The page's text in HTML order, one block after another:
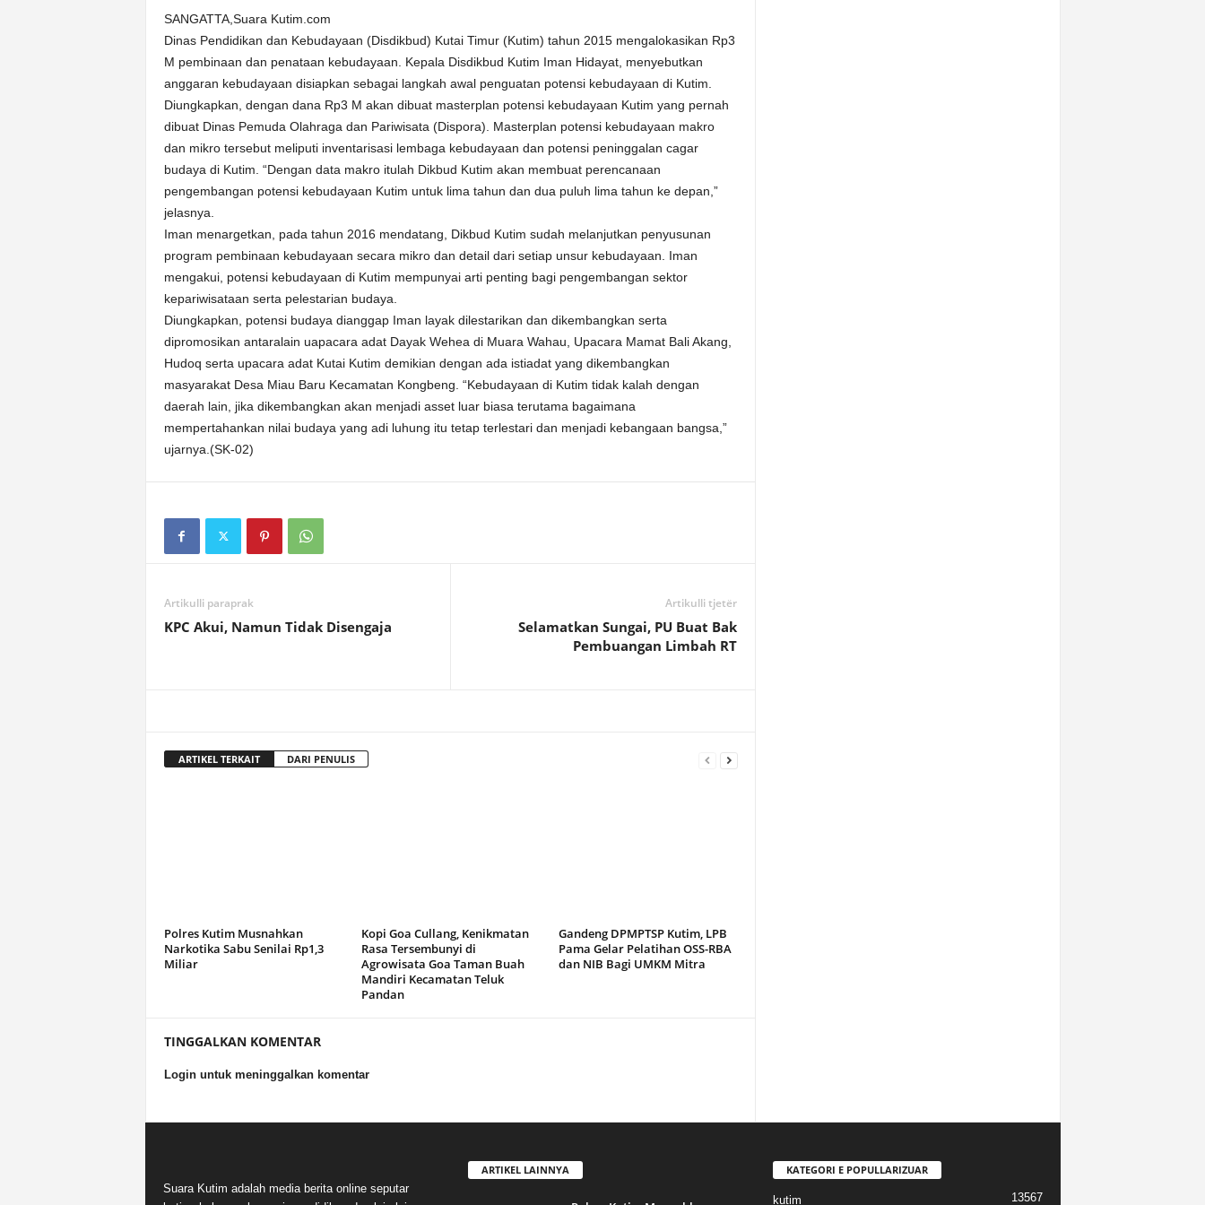
SANGATTA,Suara Kutim.com
Dinas Pendidikan dan Kebudayaan (Disdikbud) Kutai Timur (Kutim) tahun 2015 mengalokasikan Rp3
M pembinaan dan penataan kebudayaan. Kepala Disdikbud Kutim Iman Hidayat, menyebutkan
anggaran kebudayaan disiapkan sebagai langkah awal penguatan potensi kebudayaan di Kutim.
Diungkapkan, dengan dana Rp3 M akan dibuat masterplan potensi kebudayaan Kutim yang pernah
dibuat Dinas Pemuda Olahraga dan Pariwisata (Dispora). Masterplan potensi kebudayaan makro
dan mikro tersebut meliputi inventarisasi lembaga kebudayaan dan potensi peninggalan cagar
budaya di Kutim. “Dengan data makro itulah Dikbud Kutim akan membuat perencanaan
pengembangan potensi kebudayaan Kutim untuk lima tahun dan dua puluh lima tahun ke depan,”
jelasnya.
Iman menargetkan, pada tahun 2016 mendatang, Dikbud Kutim sudah melanjutkan penyusunan
program pembinaan kebudayaan secara mikro dan detail dari setiap unsur kebudayaan. Iman
mengakui, potensi kebudayaan di Kutim mempunyai arti penting bagi pengembangan sektor
kepariwisataan serta pelestarian budaya.
Diungkapkan, potensi budaya dianggap Iman layak dilestarikan dan dikembangkan serta
dipromosikan antaralain uapacara adat Dayak Wehea di Muara Wahau, Upacara Mamat Bali Akang,
Hudoq serta upacara adat Kutai Kutim demikian dengan ada istiadat yang dikembangkan
masyarakat Desa Miau Baru Kecamatan Kongbeng. “Kebudayaan di Kutim tidak kalah dengan
daerah lain, jika dikembangkan akan menjadi asset luar biasa terutama bagaimana
mempertahankan nilai budaya yang adi luhung itu tetap terlestari dan menjadi kebangaan bangsa,”
ujarnya.(SK-02)
Artikulli paraprak
KPC Akui, Namun Tidak Disengaja
Artikulli tjetër
Selamatkan Sungai, PU Buat Bak
Pembuangan Limbah RT
ARTIKEL TERKAIT DARI PENULIS
Polres Kutim Musnahkan
Narkotika Sabu Senilai Rp1,3
Miliar
Kopi Goa Cullang, Kenikmatan
Rasa Tersembunyi di
Agrowisata Goa Taman Buah
Mandiri Kecamatan Teluk
Pandan
Gandeng DPMPTSP Kutim, LPB
Pama Gelar Pelatihan OSS-RBA
dan NIB Bagi UMKM Mitra
TINGGALKAN KOMENTAR
Login untuk meninggalkan komentar
Suara Kutim adalah media berita online seputar
ARTIKEL LAINNYA KATEGORI E POPULLARIZUAR
kutim 13567